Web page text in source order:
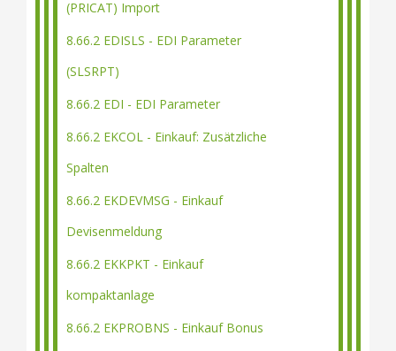
(PRICAT) Import
8.66.2 EDISLS - EDI Parameter
(SLSRPT)
8.66.2 EDI - EDI Parameter
8.66.2 EKCOL - Einkauf: Zusätzliche
Spalten
8.66.2 EKDEVMSG - Einkauf
Devisenmeldung
8.66.2 EKKPKT - Einkauf
kompaktanlage
8.66.2 EKPROBNS - Einkauf Bonus